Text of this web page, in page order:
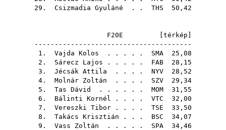
29. Csizmadia Gyuláné . . THS 50,42
F20E [ térkép
---------------------------------------
1. Vajda Kolos . . . . . SMA 25,08
2. Sárecz Lajos . . . . . FAB 28,15
3. Jécsák Attila . . . . NYV 28,52
4. Molnár Zoltán . . . . SZV 29,34
5. Tas Dávid . . . . . . MOM 31,55
6. Bálinti Kornél . . . . VTC 32,00
7. Vereszki Tibor . . . . TSE 33,50
8. Takács Krisztián . . . BSC 34,07
9. Vass Zoltán . . . . . SPA 34,46